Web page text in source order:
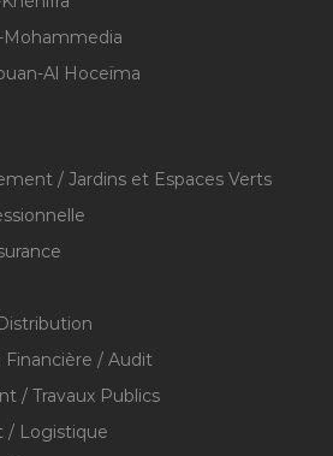
Mohammedia
Al Hoceïma
/ Jardins et Espaces Verts
/ Audit
/ Travaux Publics
/ Logistique